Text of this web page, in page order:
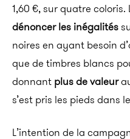
1,60 €, sur quatre coloris.
dénoncer les inégalités
noires en ayant besoin
que de timbres blancs
donnant plus de valeur
s’est pris les pieds dans
L’intention de la